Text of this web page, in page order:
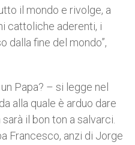
il mondo e rivolge, a
cattoliche aderenti, i
dalla fine del mondo”,
Papa? – si legge nel
alla quale è arduo dare
il bon ton a salvarci.
Francesco, anzi di Jorge